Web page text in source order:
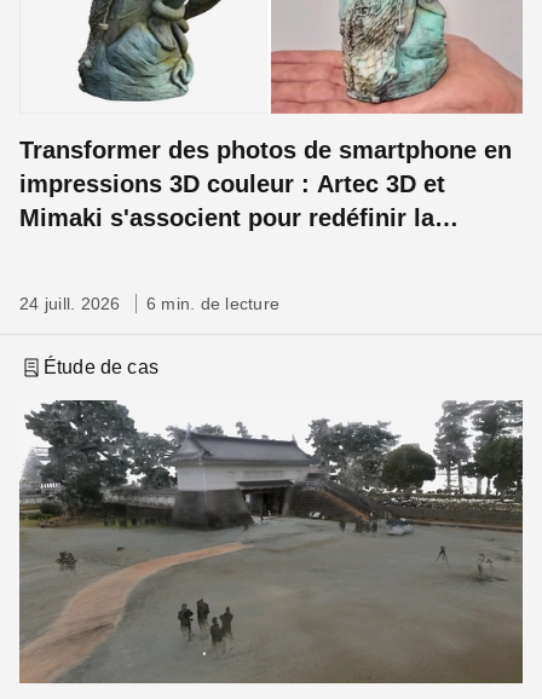
Transformer des photos de smartphone en
impressions 3D couleur : Artec 3D et
Mimaki s'associent pour redéfinir la
24 juill. 2026 6 min. de lecture
Étude de cas